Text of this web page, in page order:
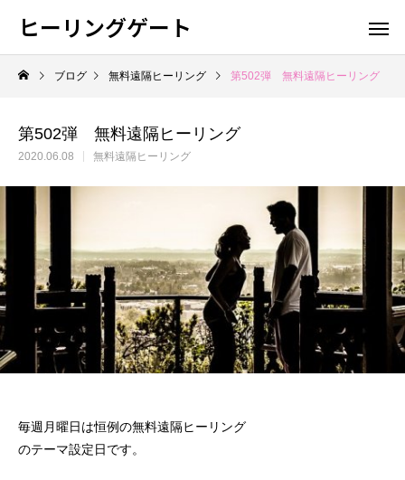
ヒーリングゲート
ブログ 無料遠隔ヒーリング 第502弾 無料遠隔ヒーリング
第502弾 無料遠隔ヒーリング
2020.06.08 無料遠隔ヒーリング
毎週月曜日は恒例の無料遠隔ヒーリング
のテーマ設定日です。